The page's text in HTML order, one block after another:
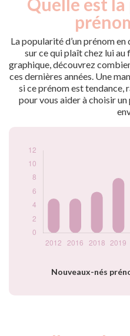
Quelle est
La popularité d’un prénom
sur ce qui plaît chez lui au
graphique, découvrez
ces dernières années. Une
si ce prénom est tendance,
pour vous aider à choisir
Nouveaux-nés
Popularité du
prénom Ysée par
Année
nés
2016
5
2018
6
2019
8
2020
7
2021
6
2022
11